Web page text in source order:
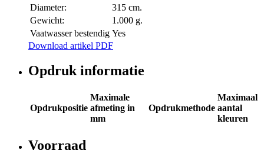
Diameter:
315 cm.
Gewicht:
1.000 g.
Vaatwasser bestendig Yes
Download artikel PDF
Opdruk informatie
Opdrukpositie
Maximale
afmeting in
mm
Opdrukmethode
Maximaal
aantal
kleuren
Voorraad